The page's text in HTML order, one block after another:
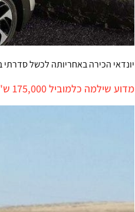
יונדאי הכירה באחריותה לכשל סדרתי במנועי 'תטא 2', בינתיים בקנדה, ותפצה את בעלי הרכב. בגלל כשל סדרתי אחר, בקוריאה,
מדוע שילמה כלמוביל 175,000 ש"ח לבעלים של יונדאי סנטה פה שנשרפה?